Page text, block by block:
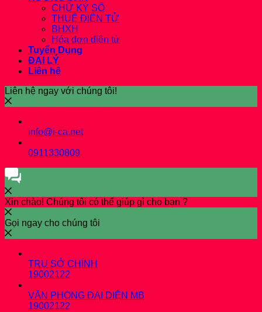
CHỮ KÝ SỐ
THUẾ ĐIỆN TỬ
BHXH
Hóa đơn điện tử
Tuyển Dụng
ĐẠI LÝ
Liên hệ
Liên hệ ngay với chúng tôi!
info@i-ca.net
0911330809
Xin chào! Chúng tôi có thể giúp gì cho bạn ?
Gọi ngay cho chúng tôi
TRỤ SỞ CHÍNH
19002122
VĂN PHÒNG ĐẠI DIỆN MB
19002122